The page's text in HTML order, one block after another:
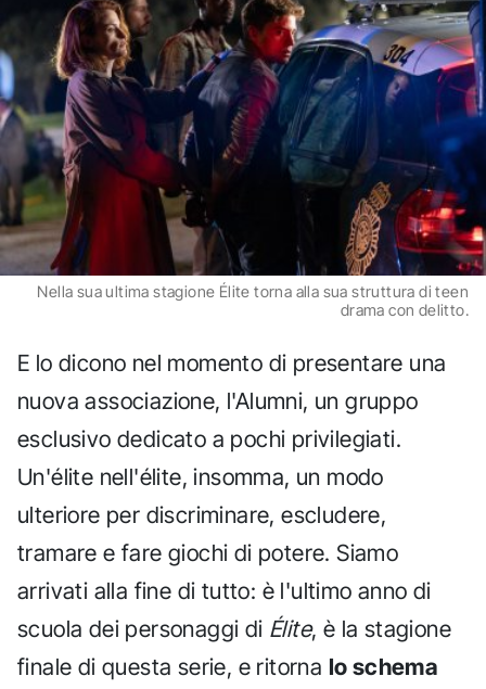
Nella sua ultima stagione Élite torna alla sua struttura di teen
drama con delitto.
E lo dicono nel momento di presentare una
nuova associazione, l'Alumni, un gruppo
esclusivo dedicato a pochi privilegiati.
Un'élite nell'élite, insomma, un modo
ulteriore per discriminare, escludere,
tramare e fare giochi di potere. Siamo
arrivati alla fine di tutto: è l'ultimo anno di
scuola dei personaggi di Élite, è la stagione
finale di questa serie, e ritorna lo schema